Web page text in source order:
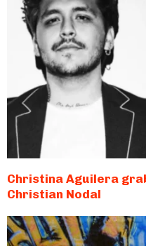
Christina Aguilera
Christian Nodal